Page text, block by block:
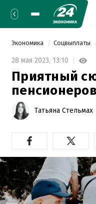
Экономика Соцвыплаты
28 мая 2023, 13:10
Приятный
Татьяна Стельмах